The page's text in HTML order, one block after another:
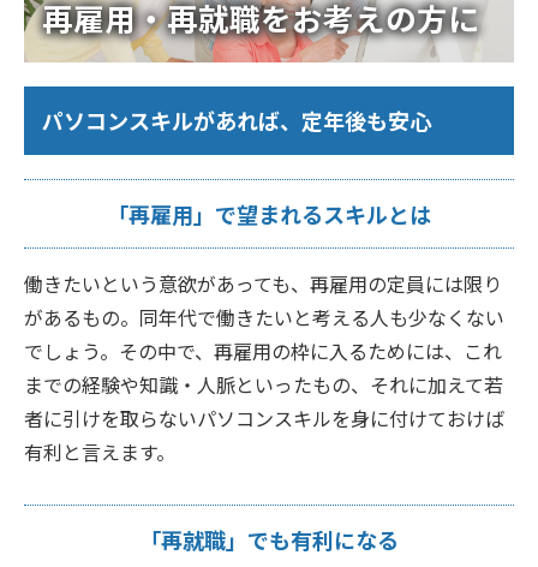
再雇用・再就職をお考えの方に
パソコンスキルがあれば、定年後も安心
「再雇用」で望まれるスキルとは
働きたいという意欲があっても、再雇用の定員には限り
があるもの。同年代で働きたいと考える人も少なくない
でしょう。その中で、再雇用の枠に入るためには、これ
までの経験や知識・人脈といったもの、それに加えて若
者に引けを取らないパソコンスキルを身に付けておけば
有利と言えます。
「再就職」でも有利になる